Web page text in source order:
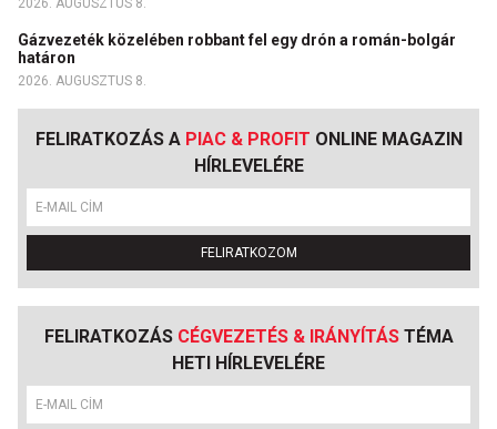
2026. AUGUSZTUS 8.
Gázvezeték közelében robbant fel egy drón a román-bolgár
határon
2026. AUGUSZTUS 8.
FELIRATKOZÁS A PIAC & PROFIT ONLINE MAGAZIN
HÍRLEVELÉRE
FELIRATKOZOM
FELIRATKOZÁS CÉGVEZETÉS & IRÁNYÍTÁSTÉMA
HETI HÍRLEVELÉRE